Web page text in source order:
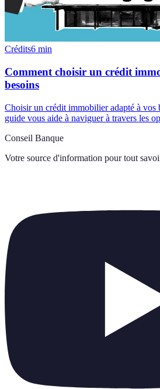
Crédits6 min
Comment choisir un crédit
besoins
Choisir un crédit immobilier adapté à vos
guide vous aide à naviguer à travers les
Conseil Banque
Votre source d'information pour tout